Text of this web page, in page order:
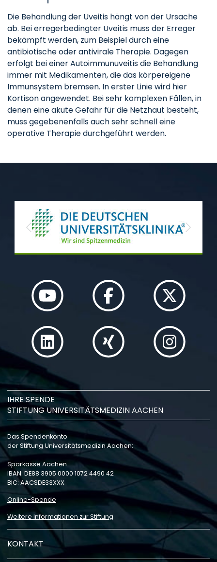
Die Behandlung der Uveitis hängt von der Ursache
ab. Bei erregerbedingter Uveitis muss der Erreger
bekämpft werden, zum Beispiel durch eine
antibiotische oder antivirale Therapie. Dagegen
erfolgt bei einer Autoimmunuveitis die Behandlung
immer mit Medikamenten, die das körpereigene
Immunsystem bremsen. In erster Linie wird hier
Kortison angewendet. Bei sehr komplexen Fällen, in
denen eine akute Gefahr für die Netzhaut besteht,
muss gegebenenfalls auch sehr schnell eine
operative Therapie durchgeführt werden.
Previous Next
IHRE SPENDE
STIFTUNG UNIVERSITÄTSMEDIZIN AACHEN
Das Spendenkonto
der Stiftung Universitätsmedizin Aachen:
Sparkasse Aachen
IBAN: DE88 3905 0000 1072 4490 42
BIC: AACSDE33XXX
Online-Spende
Weitere Informationen zur Stiftung
KONTAKT